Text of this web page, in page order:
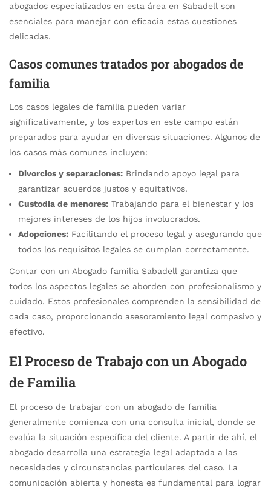
abogados especializados en esta área en Sabadell son
esenciales para manejar con eficacia estas cuestiones
delicadas.
Casos comunes tratados por abogados de
familia
Los casos legales de familia pueden variar
significativamente, y los expertos en este campo están
preparados para ayudar en diversas situaciones. Algunos de
los casos más comunes incluyen:
Divorcios y separaciones: Brindando apoyo legal para
garantizar acuerdos justos y equitativos.
Custodia de menores: Trabajando para el bienestar y los
mejores intereses de los hijos involucrados.
Adopciones: Facilitando el proceso legal y asegurando que
todos los requisitos legales se cumplan correctamente.
Contar con un Abogado familia Sabadell garantiza que
todos los aspectos legales se aborden con profesionalismo y
cuidado. Estos profesionales comprenden la sensibilidad de
cada caso, proporcionando asesoramiento legal compasivo y
efectivo.
El Proceso de Trabajo con un Abogado
de Familia
El proceso de trabajar con un abogado de familia
generalmente comienza con una consulta inicial, donde se
evalúa la situación específica del cliente. A partir de ahí, el
abogado desarrolla una estrategia legal adaptada a las
necesidades y circunstancias particulares del caso. La
comunicación abierta y honesta es fundamental para lograr